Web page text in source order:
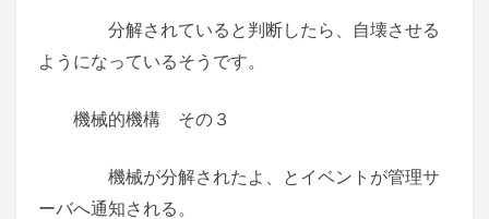
分解されていると判断したら、自壊させる
ようになっているそうです。
機械的機構 その３
機械が分解されたよ、とイベントが管理サ
ーバへ通知される。